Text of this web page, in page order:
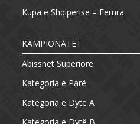
Kupa e Shqiperise – Femra
KAMPIONATET
Abissnet Superiore
Kategoria e Parë
Kategoria e Dytë A